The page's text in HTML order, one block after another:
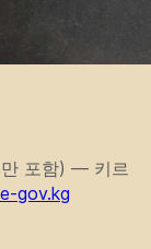
포함) — 키르
gov.kg